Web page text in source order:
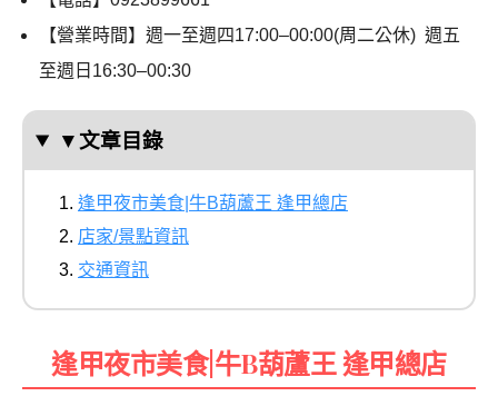
【營業時間】週一至週四17:00–00:00(周二公休) 週五
至週日16:30–00:30
▼文章目錄
逢甲夜市美食|牛B葫蘆王 逢甲總店
店家/景點資訊
交通資訊
逢甲夜市美食|牛B葫蘆王 逢甲總店